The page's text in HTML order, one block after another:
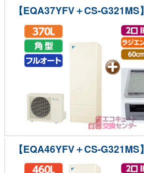
【EQA37YFV＋CS-G321MS】
【EQA46YFV＋CS-G321MS】